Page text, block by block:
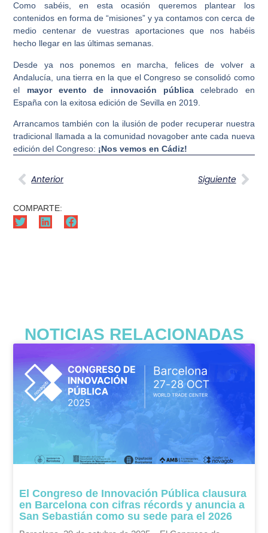
Como sabéis, en esta ocasión queremos plantear los
contenidos en forma de “misiones” y ya contamos con cerca de
medio centenar de vuestras aportaciones que nos habéis
hecho llegar en las últimas semanas.
Desde ya nos ponemos en marcha, felices de volver a
Andalucía, una tierra en la que el Congreso se consolidó como
el mayor evento de innovación pública celebrado en
España con la exitosa edición de Sevilla en 2019.
Arrancamos también con la ilusión de poder recuperar nuestra
tradicional llamada a la comunidad novagober ante cada nueva
edición del Congreso: ¡Nos vemos en Cádiz!
Anterior Siguiente
COMPARTE:
NOTICIAS RELACIONADAS
El Congreso de Innovación Pública clausura
en Barcelona con cifras récords y anuncia a
San Sebastián como su sede para el 2026